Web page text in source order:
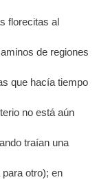
florecitas al
de regiones
que hacía tiempo
no está aún
traían una
otro); en